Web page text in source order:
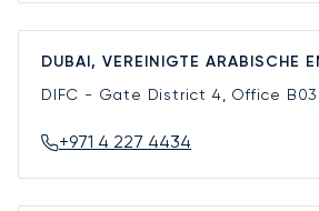
DUBAI, VEREINIGTE ARABISCHE
DIFC - Gate District 4, Office B03
+971 4 227 4434